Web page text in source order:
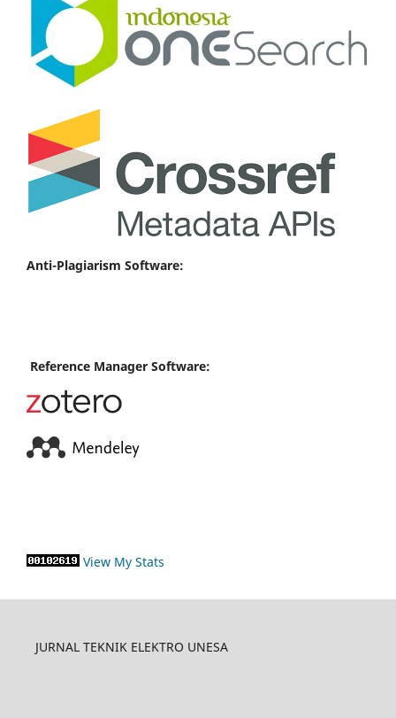
Anti-Plagiarism Software:
Reference Manager Software:
View My Stats
JURNAL TEKNIK ELEKTRO UNESA